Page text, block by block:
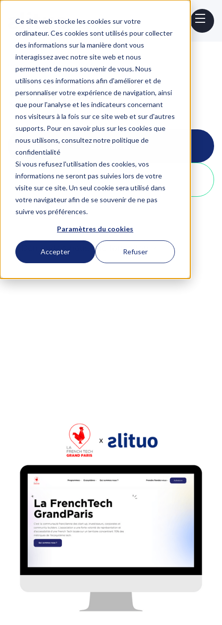
Ce site web stocke les cookies sur votre
ordinateur. Ces cookies sont utilisés pour collecter
des informations sur la manière dont vous
interagissez avec notre site web et nous
permettent de nous souvenir de vous. Nous
utilisons ces informations afin d'améliorer et de
personnaliser votre expérience de navigation, ainsi
que pour l'analyse et les indicateurs concernant
nos visiteurs à la fois sur ce site web et sur d'autres
supports. Pour en savoir plus sur les cookies que
nous utilisons, consultez notre politique de
confidentialité
Si vous refusez l'utilisation des cookies, vos
informations ne seront pas suivies lors de votre
visite sur ce site. Un seul cookie sera utilisé dans
votre navigateur afin de se souvenir de ne pas
suivre vos préférences.
Paramètres du cookies
Accepter Refuser
Outils
Stripe
Démarrer
Créer un compte
Demandez-nous une formation